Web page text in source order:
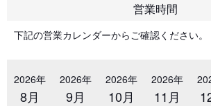
営業時間
下記の営業カレンダーからご確認ください。
2026年
8月
2026年
9月
2026年
10月
2026年
11月